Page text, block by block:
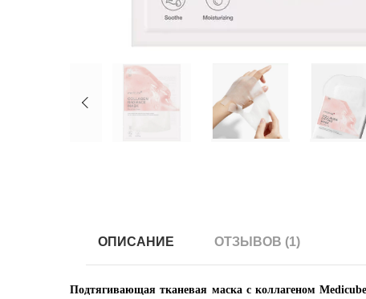
ОПИСАНИЕ ОТЗЫВОВ (1)
Подтягивающая тканевая маска с коллагеном